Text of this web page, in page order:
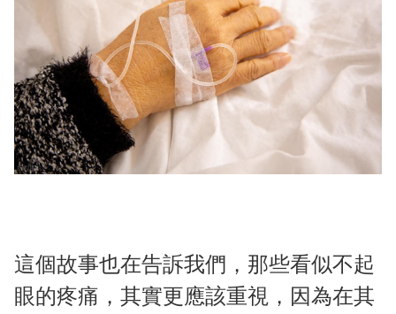
這個故事也在告訴我們，那些看似不起
眼的疼痛，其實更應該重視，因為在其